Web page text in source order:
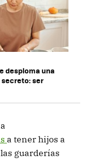
desploma una
secreto: ser
a tener hijos a
guarderías